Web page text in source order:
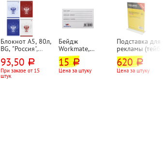
Блокнот А5, 80л,
BG, "Россия",
мелованный,
клетка, на
спирали(гребне),
93,50 руб.
При заказе от 15
штук
Бейдж
Workmate,
90мм*55мм,
горизонтальный
, с зажимом, с
15 руб.
Цена за штуку
Подставка для
рекламы (тейбл-
тент)
настольная,
Brauberg, А4,
620 руб.
Цена за штуку